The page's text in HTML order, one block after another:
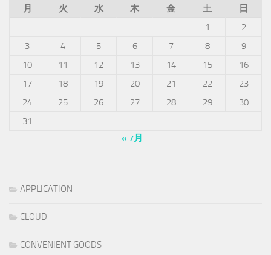
月
火 水 木 金 土
日
1
2
3
4 5 6 7 8
9
10
11 12 13 14 15
16
17
18 19 20 21 22
23
24
25 26 27 28 29
30
31
« 7月
APPLICATION
CLOUD
CONVENIENT GOODS